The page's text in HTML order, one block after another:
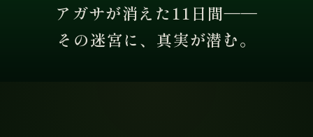
アガサが消えた11日間――
その迷宮に、真実が潜む。